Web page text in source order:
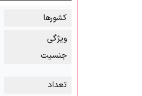
کشور‌ها
ویژگی
جنسیت
تعداد